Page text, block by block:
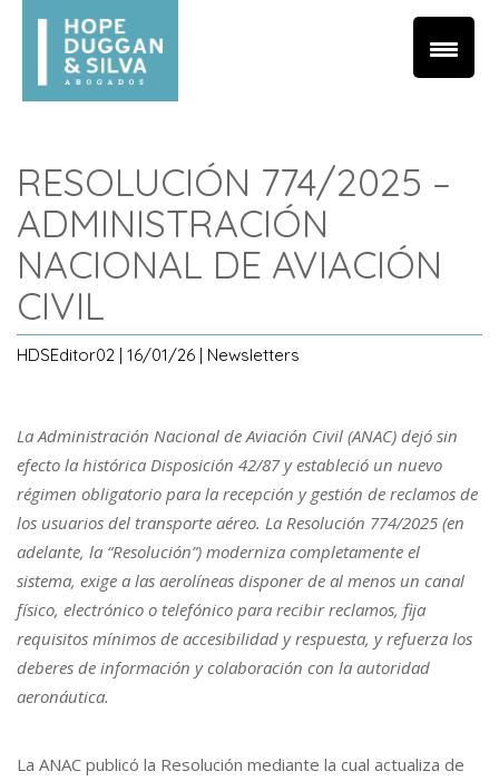
RESOLUCIÓN 774/2025 –
ADMINISTRACIÓN
NACIONAL DE AVIACIÓN
CIVIL
HDSEditor02 | 16/01/26 | Newsletters
La Administración Nacional de Aviación Civil (ANAC) dejó sin
efecto la histórica Disposición 42/87 y estableció un nuevo
régimen obligatorio para la recepción y gestión de reclamos de
los usuarios del transporte aéreo. La Resolución 774/2025 (en
adelante, la “Resolución”) moderniza completamente el
sistema, exige a las aerolíneas disponer de al menos un canal
físico, electrónico o telefónico para recibir reclamos, fija
requisitos mínimos de accesibilidad y respuesta, y refuerza los
deberes de información y colaboración con la autoridad
aeronáutica.
La ANAC publicó la Resolución mediante la cual actualiza de